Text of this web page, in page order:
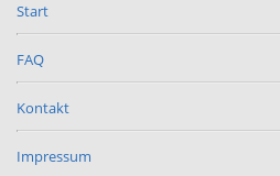
Start
FAQ
Kontakt
Impressum